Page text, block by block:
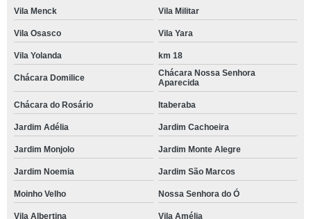
Vila Menck Vila Militar
Vila Osasco Vila Yara
Vila Yolanda km 18
Chácara Domilice
Chácara Nossa Senhora
Aparecida
Chácara do Rosário Itaberaba
Jardim Adélia Jardim Cachoeira
Jardim Monjolo Jardim Monte Alegre
Jardim Noemia Jardim São Marcos
Moinho Velho Nossa Senhora do Ó
Vila Albertina Vila Amélia